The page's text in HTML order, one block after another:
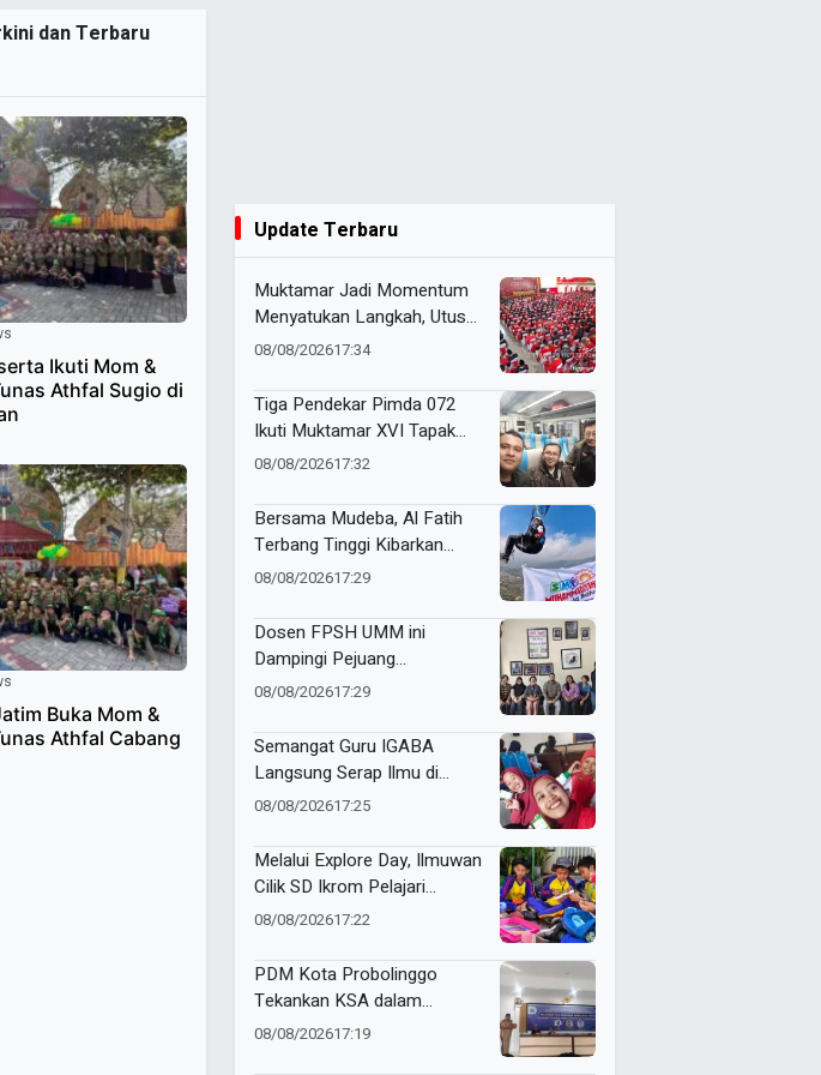
dan Terbaru
Ikuti Mom &
Athfal Sugio di
Buka Mom &
Athfal Cabang
Update Terbaru
Muktamar Jadi Momentum
Menyatukan Langkah, Utusan
Pimda 072 Probolinggo
Suci
08/08/202617:34
Tiga Pendekar Pimda 072
Ikuti Muktamar XVI Tapak
Suci di Semarang, Bawa
08/08/202617:32
Bersama Mudeba, Al Fatih
Terbang Tinggi Kibarkan
Giant Flag di Langit Kota
08/08/202617:29
Dosen FPSH UMM ini
Dampingi Pejuang
Kesetaraan Bali Lewat
08/08/202617:29
Semangat Guru IGABA
Langsung Serap Ilmu di
Workshop Jurnalistik Digital
08/08/202617:25
Melalui Explore Day, Ilmuwan
Cilik SD Ikrom Pelajari
Perubahan Energi dan Kelola
08/08/202617:22
PDM Kota Probolinggo
Tekankan KSA dalam
Pelatihan Jurnalistik Digital
08/08/202617:19